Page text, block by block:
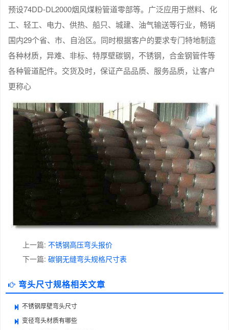
预设74DD-DL2000烟风煤粉管道零部等。广泛应用于燃料、化
工、轻工、电力、供热、船只、城建、油气输送等行业，畅销
国内29个省、市、自治区。同时根据客户的要求专门特地制造
各种材质，异难、非标、特厚壁碳钢，不锈钢，合金钢管件等
各种管道配件。交货及时，保证产品品质、服务品质，让客户
更称心
上一篇: 不锈钢高压弯头报价
下一篇: 碳钢无缝弯头规格尺寸表
弯头尺寸规格相关文章
不锈钢厚壁弯头尺寸
变径弯头材质有哪些